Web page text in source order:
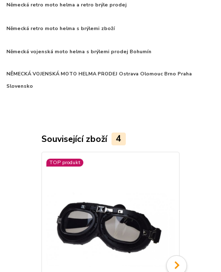
Německá retro moto helma a retro brýle prodej
Německá retro moto helma s brýlemi zboží
Německá vojenská moto helma s brýlemi prodej Bohumín
NĚMECKÁ VOJENSKÁ MOTO HELMA PRODEJOstrava Olomouc Brno Praha
Slovensko
Související zboží 4
TOP produkt